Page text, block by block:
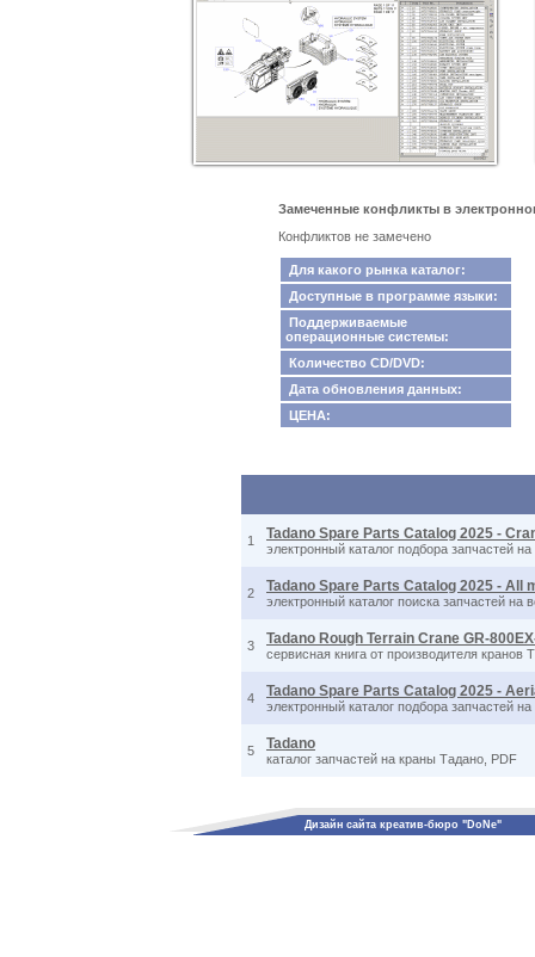
Замеченные конфликты в
Конфликтов не замечено
Для какого рынка каталог:
Доступные в программе языки:
Поддерживаемые
операционные системы:
Количество CD/DVD:
Дата обновления данных:
ЦЕНА:
1 Tadano Spare Parts Catalog 2025 -
электронный каталог подбора запчастей
2 Tadano Spare Parts Catalog 2025 - All
электронный каталог поиска запчастей
3 Tadano Rough Terrain Crane GR-
сервисная книга от производителя
4 Tadano Spare Parts Catalog 2025 -
электронный каталог подбора запчастей
5 Tadano
каталог запчастей на краны Тадано, PDF
Дизайн сайта креатив-бюро "DoNe"